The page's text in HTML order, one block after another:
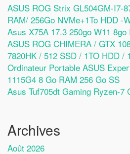
ASUS ROG Strix GL504GM-I7-
RAM/ 256Go NVMe+1To HDD -
Asus X75A 17.3 250go W11 8go
ASUS ROG CHIMERA / GTX
7820HK / 512 SSD / 1TO HDD /
Ordinateur Portable ASUS
1115G4 8 Go RAM 256 Go SS
Asus Tuf705dt Gaming Ryzen-7
Archives
Août 2026